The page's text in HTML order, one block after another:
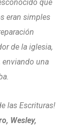
que
eran simples
de la iglesia,
enviando una
las Escrituras!
Wesley,